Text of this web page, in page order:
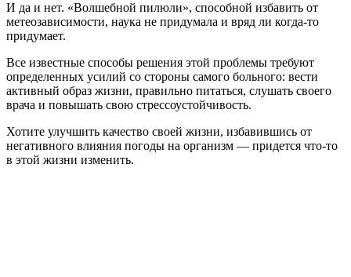
И да и нет. «Волшебной пилюли», способной избавить от
метеозависимости, наука не придумала и вряд ли когда-то
придумает.
Все известные способы решения этой проблемы требуют
определенных усилий со стороны самого больного: вести
активный образ жизни, правильно питаться, слушать своего
врача и повышать свою стрессоустойчивость.
Хотите улучшить качество своей жизни, избавившись от
негативного влияния погоды на организм — придется что-то
в этой жизни изменить.